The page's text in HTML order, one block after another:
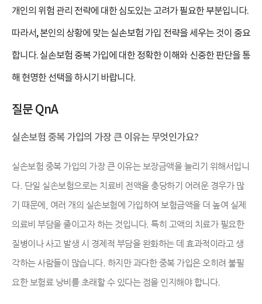
개인의 위험 관리 전략에 대한 심도있는 고려가 필요한 부분입니다.
따라서, 본인의 상황에 맞는 실손보험 가입 전략을 세우는 것이 중요
합니다. 실손보험 중복 가입에 대한 정확한 이해와 신중한 판단을 통
해 현명한 선택을 하시기 바랍니다.
질문 QnA
실손보험 중복 가입의 가장 큰 이유는 무엇인가요?
실손보험 중복 가입의 가장 큰 이유는 보장금액을 늘리기 위해서입니
다. 단일 실손보험으로는 치료비 전액을 충당하기 어려운 경우가 많
기 때문에, 여러 개의 실손보험에 가입하여 보험금액을 더 높여 실제
의료비 부담을 줄이고자 하는 것입니다. 특히 고액의 치료가 필요한
질병이나 사고 발생 시 경제적 부담을 완화하는 데 효과적이라고 생
각하는 사람들이 많습니다. 하지만 과다한 중복 가입은 오히려 불필
요한 보험료 낭비를 초래할 수 있다는 점을 인지해야 합니다.